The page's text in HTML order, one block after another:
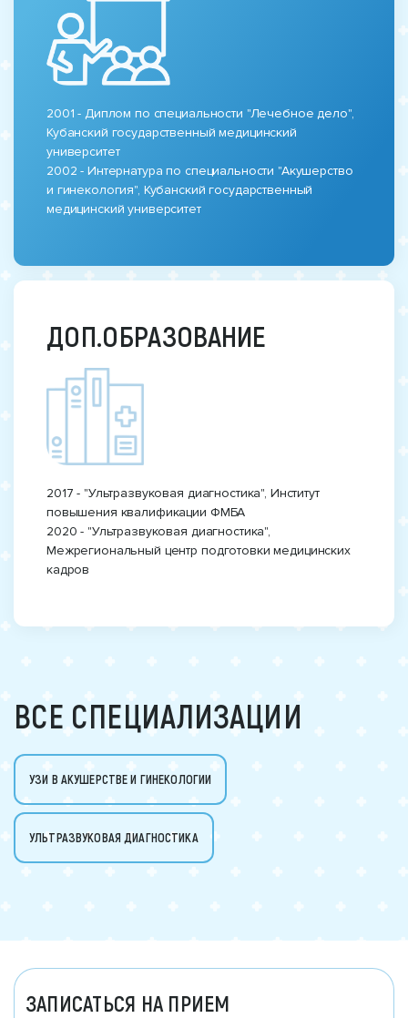
2001 - Диплом по специальности "Лечебное дело",
Кубанский государственный медицинский
университет
2002 - Интернатура по специальности "Акушерство
и гинекология", Кубанский государственный
медицинский университет
ДОП.ОБРАЗОВАНИЕ
2017 - "Ультразвуковая диагностика", Институт
повышения квалификации ФМБА
2020 - "Ультразвуковая диагностика",
Межрегиональный центр подготовки медицинских
кадров
ВСЕ СПЕЦИАЛИЗАЦИИ
УЗИ В АКУШЕРСТВЕ И ГИНЕКОЛОГИИ
УЛЬТРАЗВУКОВАЯ ДИАГНОСТИКА
ЗАПИСАТЬСЯ НА ПРИЕМ